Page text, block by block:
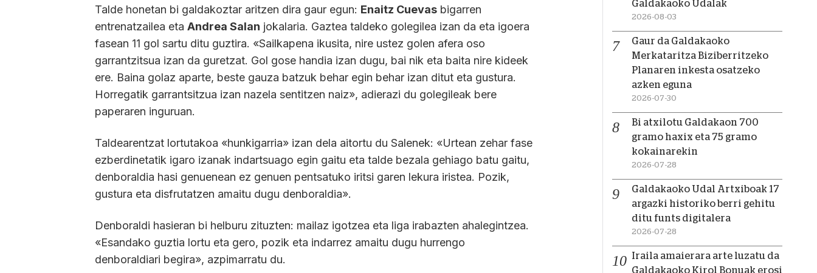
Talde honetan bi galdakoztar aritzen dira gaur egun: Enaitz Cuevas bigarren
entrenatzailea eta Andrea Salan jokalaria. Gaztea taldeko golegilea izan da eta igoera
fasean 11 gol sartu ditu guztira. «Sailkapena ikusita, nire ustez golen afera oso
garrantzitsua izan da guretzat. Gol gose handia izan dugu, bai nik eta baita nire kideek
ere. Baina golaz aparte, beste gauza batzuk behar egin behar izan ditut eta gustura.
Horregatik garrantsitzua izan nazela sentitzen naiz», adierazi du golegileak bere
paperaren inguruan.
Taldearentzat lortutakoa «hunkigarria» izan dela aitortu du Salenek: «Urtean zehar fase
ezberdinetatik igaro izanak indartsuago egin gaitu eta talde bezala gehiago batu gaitu,
denboraldia hasi genuenean ez genuen pentsatuko iritsi garen lekura iristea. Pozik,
gustura eta disfrutatzen amaitu dugu denboraldia».
Denboraldi hasieran bi helburu zituzten: mailaz igotzea eta liga irabazten ahalegintzea.
«Esandako guztia lortu eta gero, pozik eta indarrez amaitu dugu hurrengo
denboraldiari begira», azpimarratu du.
Galdakaoko Udalak
2026-08-03
Gaur da Galdakaoko
Merkataritza Biziberritzeko
Planaren inkesta osatzeko
azken eguna
2026-07-30
Bi atxilotu Galdakaon 700
gramo haxix eta 75 gramo
kokainarekin
2026-07-28
Galdakaoko Udal Artxiboak 17
argazki historiko berri gehitu
ditu funts digitalera
2026-07-28
Iraila amaierara arte luzatu da
Galdakaoko Kirol Bonuak erosi